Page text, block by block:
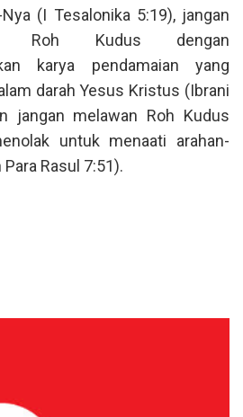
Nya (I Tesalonika 5:19), jangan
Roh Kudus dengan
karya pendamaian yang
darah Yesus Kristus (Ibrani
jangan melawan Roh Kudus
untuk menaati arahan-
Rasul 7:51).